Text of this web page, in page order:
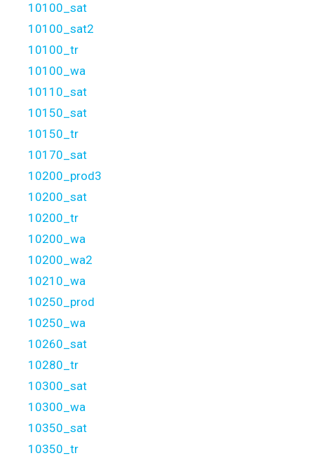
10100_sat
10100_sat2
10100_tr
10100_wa
10110_sat
10150_sat
10150_tr
10170_sat
10200_prod3
10200_sat
10200_tr
10200_wa
10200_wa2
10210_wa
10250_prod
10250_wa
10260_sat
10280_tr
10300_sat
10300_wa
10350_sat
10350_tr